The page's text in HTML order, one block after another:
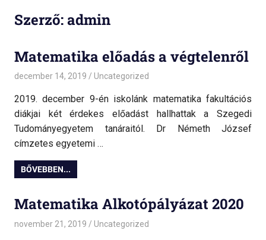
Szerző:admin
Matematika előadás a végtelenről
december 14, 2019 admin
Uncategorized
2019. december 9-én iskolánk matematika fakultációs
diákjai két érdekes előadást hallhattak a Szegedi
Tudományegyetem tanáraitól. Dr Németh József
címzetes egyetemi …
BŐVEBBEN...
Matematika Alkotópályázat 2020
november 21, 2019 admin
Uncategorized